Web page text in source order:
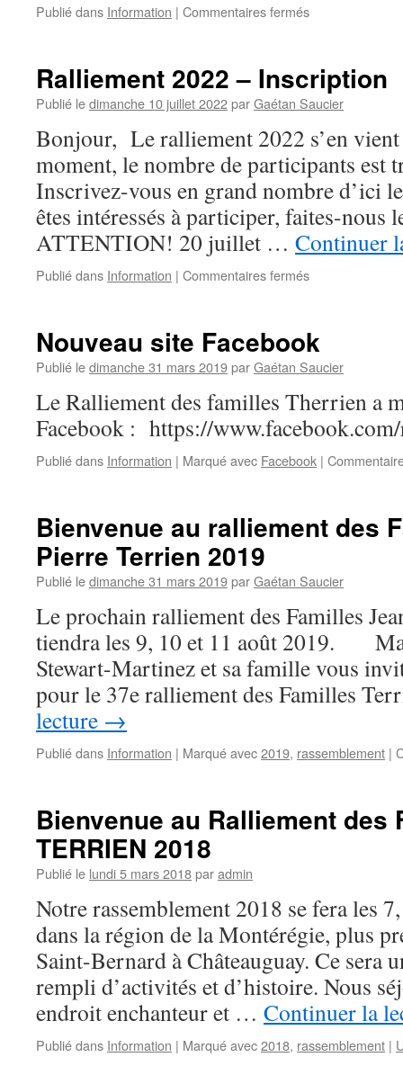
Publié dans Information | Commentaires ferméssur
Ralliement 2022 – Inscription
Publié ledimanche 10 juillet 2022parGaétan Saucier
Bonjour, Le ralliement 2022 s’en
moment, le nombre de participants est
Inscrivez-vous en grand nombre d’ici
êtes intéressés à participer, faites-nous
ATTENTION! 20 juillet … Continuer
Publié dans Information | Commentaires ferméssur
Inscription
Nouveau site Facebook
Publié ledimanche 31 mars 2019parGaétan Saucier
Le Ralliement des familles Therrien a
Facebook : https://
Publié dans Information | Marqué avec Facebook |
Bienvenue au ralliement des
Pierre Terrien 2019
Publié ledimanche 31 mars 2019parGaétan Saucier
Le prochain ralliement des Familles
tiendra les 9, 10 et 11 août 2019.
Stewart-Martinez et sa famille vous
pour le 37e ralliement des Familles
lecture →
Publié dans Information | Marqué avec2019, rassemblement |
Bienvenue au Ralliement des
TERRIEN 2018
Publié le lundi 5 mars 2018paradmin
Notre rassemblement 2018 se fera les
dans la région de la Montérégie, plus
Saint-Bernard à Châteauguay. Ce sera
rempli d’activités et d’histoire. Nous
endroit enchanteur et … Continuer la
Publié dans Information | Marqué avec2018, rassemblement |